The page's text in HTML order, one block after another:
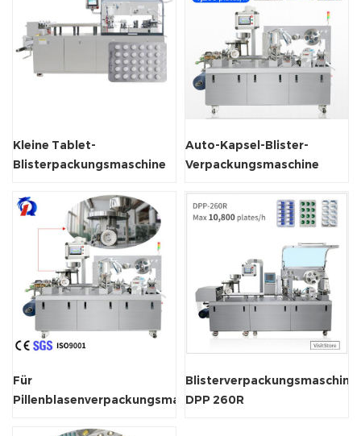
Kleine Tablet-
Blisterpackungsmaschine
Auto-Kapsel-Blister-
Verpackungsmaschine
Für
Pillenblasenverpackungsmaschine
Blisterverpackungsmaschine
DPP 260R